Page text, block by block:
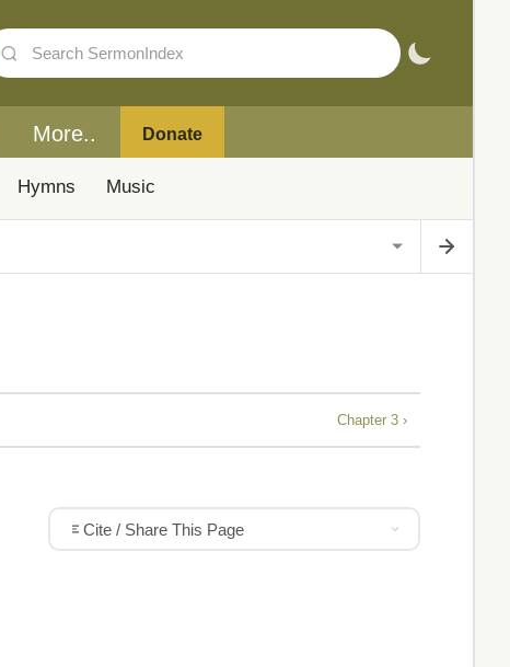
More.. Donate
Hymns Music
Chapter 3 ›
Cite / Share This Page